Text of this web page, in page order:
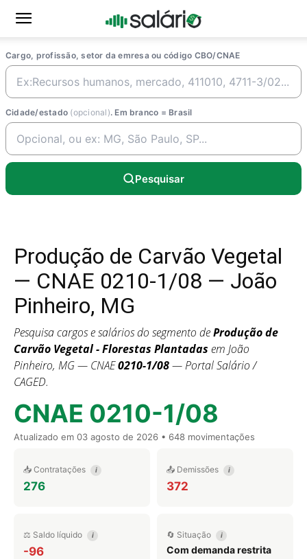
Cargo, profissão, setor da emresa ou código CBO/CNAE
Cidade/estado (opcional). Em branco = Brasil
Pesquisar
Produção de Carvão Vegetal
— CNAE 0210-1/08 — João
Pinheiro, MG
Pesquisa cargos e salários do segmento deProdução de
Carvão Vegetal - Florestas Plantadas em João
Pinheiro, MG — CNAE0210-1/08— Portal Salário /
CAGED.
CNAE 0210-1/08
Atualizado em 03 agosto de 2026 • 648 movimentações
📥 Contratações i
276
📤 Demissões i
372
⚖️ Saldo líquido i
-96
🔄 Situação i
Com demanda restrita